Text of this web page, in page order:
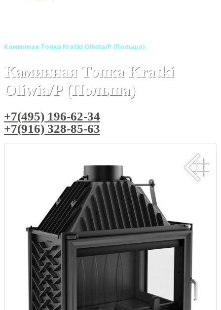
Каминная Топка Kratki Oliwia/P (Польша)
Каминная Топка Kratki
Oliwia/P (Польша)
+7(495) 196-62-34
+7(916) 328-85-63